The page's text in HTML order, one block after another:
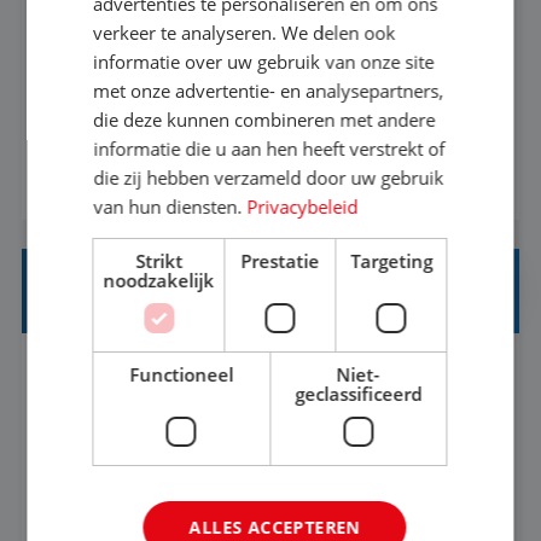
Met jouw ervaring in de reisbranche of
achtergrond in toerisme ben je klaar voor de
volgende stap. Vanaf je stoel reis je de hele
wereld over en speel je moeiteloos in op de
wensen van je team, je klant en wat er in de
reiswereld gebeurt. Met je enthousiasme weet je
klanten te overtuigen om die droomreis te
boeken! ...
BEKIJK VACATURE
REISADVISEUR ALLROUND
Aalsmeer, Noord-Holland, Nederland
Baan
MBO
het nu voor jezelf is, of voor een ander: jij vindt
verkeer te analyseren. We delen ook
informatie over uw gebruik van onze site
met onze advertentie- en analysepartners,
die deze kunnen combineren met andere
informatie die u aan hen heeft verstrekt of
die zij hebben verzameld door uw gebruik
van hun diensten. Privacybeleid
Strikt
noodzakelijk
Prestatie Targeting
Functioneel
Niet-
geclassificeerd
ALLES ACCEPTEREN